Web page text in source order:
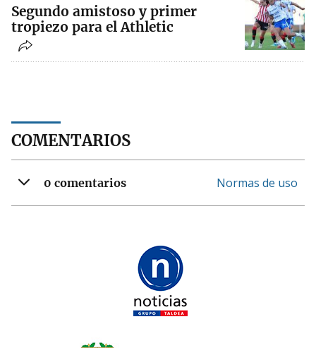
Segundo amistoso y primer
tropiezo para el Athletic
COMENTARIOS
0 comentarios Normas de uso